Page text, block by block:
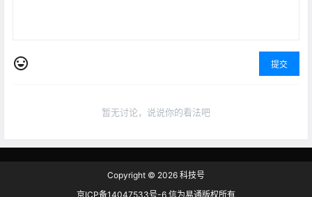
提交
暂无讨论，说说你的看法吧
Copyright © 2026 科技号
京ICP备14047533号-6 信为易通版权所有